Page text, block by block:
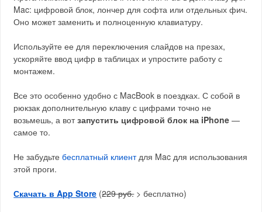
Mac: цифровой блок, лончер для софта или отдельных фич.
Оно может заменить и полноценную клавиатуру.
Используйте ее для переключения слайдов на презах,
ускоряйте ввод цифр в таблицах и упростите работу с
монтажем.
Все это особенно удобно с MacBook в поездках. С собой в
рюкзак дополнительную клаву с цифрами точно не
возьмешь, а вотзапустить цифровой блок на iPhone —
самое то.
Не забудьтебесплатный клиентдля Mac для использования
этой проги.
Скачать в App Store (229 руб.> бесплатно)